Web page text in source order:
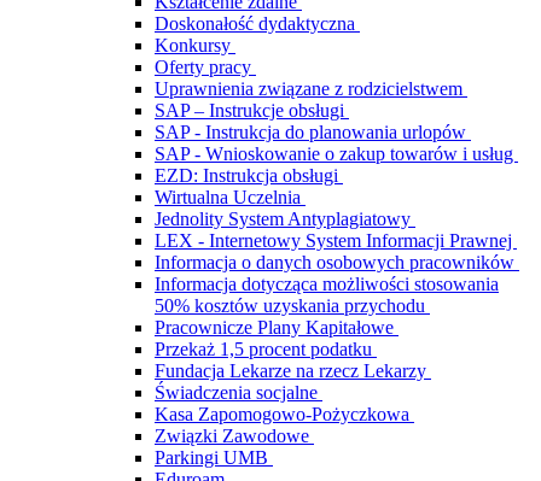
Doskonałość dydaktyczna
Konkursy
Oferty pracy
Uprawnienia związane z rodzicielstwem
SAP – Instrukcje obsługi
SAP - Instrukcja do planowania urlopów
SAP - Wnioskowanie o zakup towarów i usług
EZD: Instrukcja obsługi
Wirtualna Uczelnia
Jednolity System Antyplagiatowy
LEX - Internetowy System Informacji Prawnej
Informacja o danych osobowych pracowników
Informacja dotycząca możliwości stosowania
50% kosztów uzyskania przychodu
Pracownicze Plany Kapitałowe
Przekaż 1,5 procent podatku
Fundacja Lekarze na rzecz Lekarzy
Świadczenia socjalne
Kasa Zapomogowo-Pożyczkowa
Związki Zawodowe
Parkingi UMB